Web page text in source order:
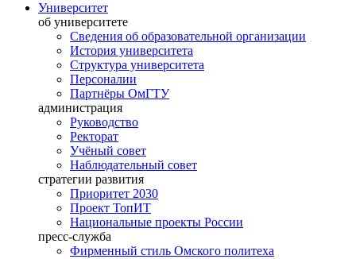
Университет
об университете
Сведения об образовательной организации
История университета
Структура университета
Персоналии
Партнёры ОмГТУ
администрация
Руководство
Ректорат
Учёный совет
Наблюдательный совет
стратегии развития
Приоритет 2030
Проект ТопИТ
Национальные проекты России
пресс-служба
Фирменный стиль Омского политеха